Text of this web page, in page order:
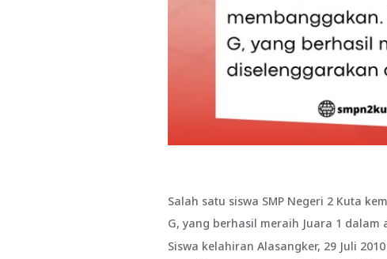
Salah satu siswa SMP Negeri 2 Kuta
G, yang berhasil meraih Juara 1 dalam
Siswa kelahiran Alasangker, 29 Juli